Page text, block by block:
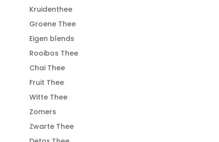
Kruidenthee
Groene Thee
Eigen blends
Rooibos Thee
Chai Thee
Fruit Thee
Witte Thee
Zomers
Zwarte Thee